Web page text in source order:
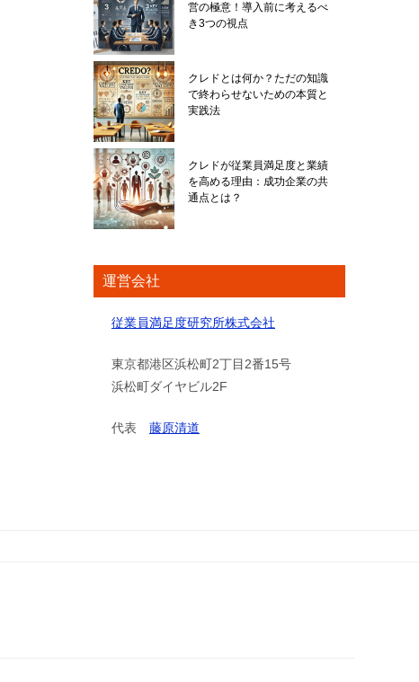
営の極意！導入前に考えるべ
き3つの視点
クレドとは何か？ただの知識
で終わらせないための本質と
実践法
クレドが従業員満足度と業績
を高める理由：成功企業の共
通点とは？
運営会社
従業員満足度研究所株式会社
東京都港区浜松町2丁目2番15号
浜松町ダイヤビル2F
代表 藤原清道